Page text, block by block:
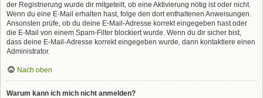
der Registrierung wurde dir mitgeteilt, ob eine Aktivierung nötig ist oder nicht.
Wenn du eine E-Mail erhalten hast, folge den dort enthaltenen Anweisungen.
Ansonsten prüfe, ob du deine E-Mail-Adresse korrekt eingegeben hast oder
die E-Mail von einem Spam-Filter blockiert wurde. Wenn du dir sicher bist,
dass deine E-Mail-Adresse korrekt eingegeben wurde, dann kontaktiere einen
Administrator.
Nach oben
Warum kann ich mich nicht anmelden?